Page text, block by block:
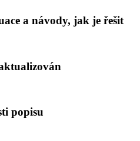
a návody, jak je řešit
popisu